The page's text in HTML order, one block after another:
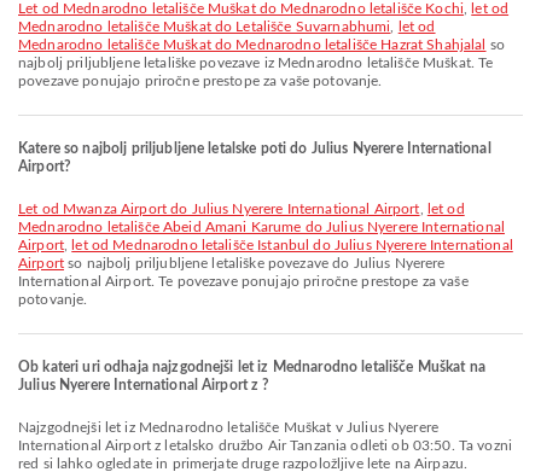
let od Mednarodno letališče Muškat do Mednarodno letališče Kochi
let od
Mednarodno letališče Muškat do Letališče Suvarnabhumi
let od
Mednarodno letališče Muškat do Mednarodno letališče Hazrat Shahjalal so
najbolj priljubljene letališke povezave iz Mednarodno letališče Muškat. Te
povezave ponujajo priročne prestope za vaše potovanje.
Katere so najbolj priljubljene letalske poti do Julius Nyerere International
Airport?
let od Mwanza Airport do Julius Nyerere International Airport
let od
Mednarodno letališče Abeid Amani Karume do Julius Nyerere International
Airport,
let od Mednarodno letališče Istanbul do Julius Nyerere International
Airportso najbolj priljubljene letališke povezave do Julius Nyerere
International Airport. Te povezave ponujajo priročne prestope za vaše
potovanje.
Ob kateri uri odhaja najzgodnejši let iz Mednarodno letališče Muškat na
Julius Nyerere International Airport z ?
Najzgodnejši let iz Mednarodno letališče Muškat v Julius Nyerere
International Airport z letalsko družbo Air Tanzania odleti ob 03:50. Ta vozni
red si lahko ogledate in primerjate druge razpoložljive lete na Airpazu.